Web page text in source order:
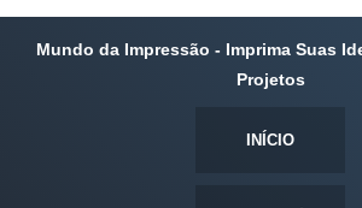
Mundo da Impressão - Imprima Suas
Projetos
INÍCIO